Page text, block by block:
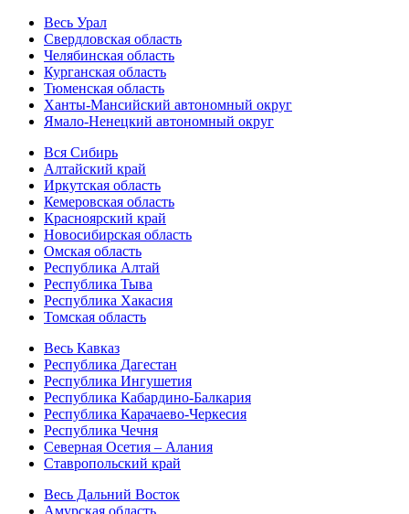
Весь Урал
Свердловская область
Челябинская область
Курганская область
Тюменская область
Ханты-Мансийский автономный округ
Ямало-Ненецкий автономный округ
Вся Сибирь
Алтайский край
Иркутская область
Кемеровская область
Красноярский край
Новосибирская область
Омская область
Республика Алтай
Республика Тыва
Республика Хакасия
Томская область
Весь Кавказ
Республика Дагестан
Республика Ингушетия
Республика Кабардино-Балкария
Республика Карачаево-Черкесия
Республика Чечня
Северная Осетия – Алания
Ставропольский край
Весь Дальний Восток
Амурская область